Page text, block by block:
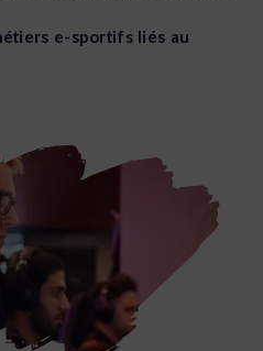
e-sportifs liés au